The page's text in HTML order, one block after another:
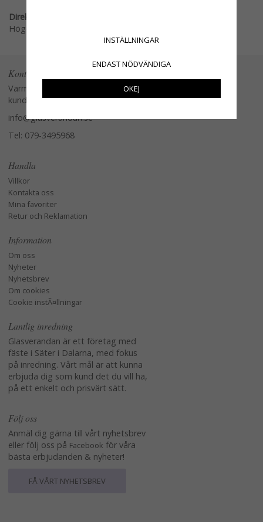
Direktlänk:
Högerklicka och kopiera adressen
Kontakta oss
Varmt välkommen att kontakta vår
kundtjänst.
info@glasverandan.se
Tel: 079-3495968
Handla
Villkor
Kontakta oss
Mina favoriter
Retur och Reklamation
Information
Om oss
Nyheter
Nyhetsbrev
Om cookies
Cookie instÃ¤llningar
Lantlig inredning
Glasverandan är ett företag med
fäste i Säter i Dalarna, med fokus
på inredning. Vårt mål är att kunna
erbjuda dig som kund det du vill ha,
på ett enkelt och prisvärt sätt.
Följ oss
Anmäl dig gärna till vårt nyhetsbrev
eller följ oss på Facebook för våra
bästa erbjudanden & nyheter!
FÅ VÅRT NYHETSBREV
INSTÄLLNINGAR
ENDAST NÖDVÄNDIGA
OKEJ